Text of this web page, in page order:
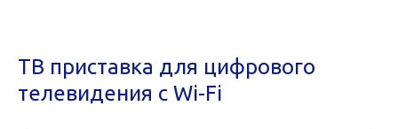
ТВ приставка для цифрового
телевидения с Wi-Fi